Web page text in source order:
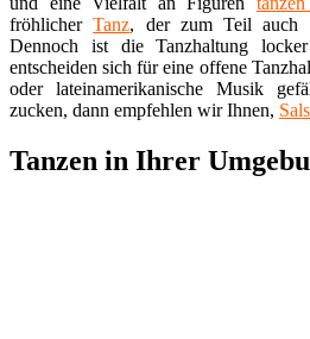
fröhlicherTanz, der zum Teil auch
Dennoch ist die Tanzhaltung
entscheiden sich für eine offene
oder lateinamerikanische Musik
zucken, dann empfehlen wir Ihnen,
Tanzen in Ihrer